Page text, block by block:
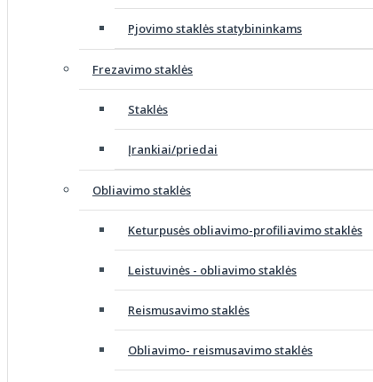
Pjovimo staklės statybininkams
Frezavimo staklės
Staklės
Įrankiai/priedai
Obliavimo staklės
Keturpusės obliavimo-profiliavimo staklės
Leistuvinės - obliavimo staklės
Reismusavimo staklės
Obliavimo- reismusavimo staklės